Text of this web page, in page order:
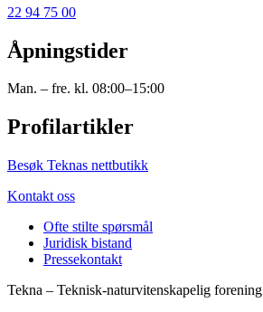
22 94 75 00
Åpningstider
Man. – fre. kl. 08:00–15:00
Profilartikler
Besøk Teknas nettbutikk
Kontakt oss
Ofte stilte spørsmål
Juridisk bistand
Pressekontakt
Tekna – Teknisk-naturvitenskapelig forening